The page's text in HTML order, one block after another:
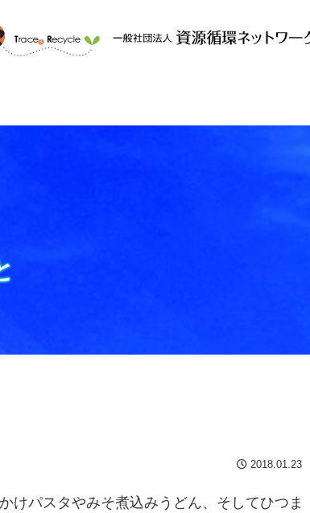
2018.01.23
けパスタやみそ煮込みうどん、そしてひつま